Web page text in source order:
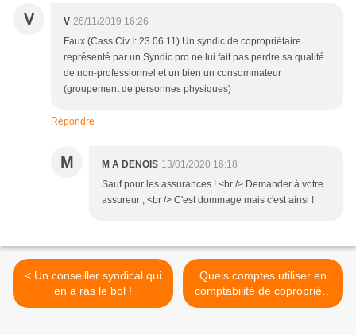
V V 26/11/2019 16:26
Faux (Cass.Civ I: 23.06.11) Un syndic de copropriétaire
représenté par un Syndic pro ne lui fait pas perdre sa qualité
de non-professionnel et un bien un consommateur
(groupement de personnes physiques)
Répondre
M M A DENOIS 13/01/2020 16:18
Sauf pour les assurances ! <br /> Demander à votre
assureur , <br /> C'est dommage mais c'est ainsi !
< Un conseiller syndical qui
en a ras le bol !
Quels comptes utiliser en
comptabilité de copropriété
>